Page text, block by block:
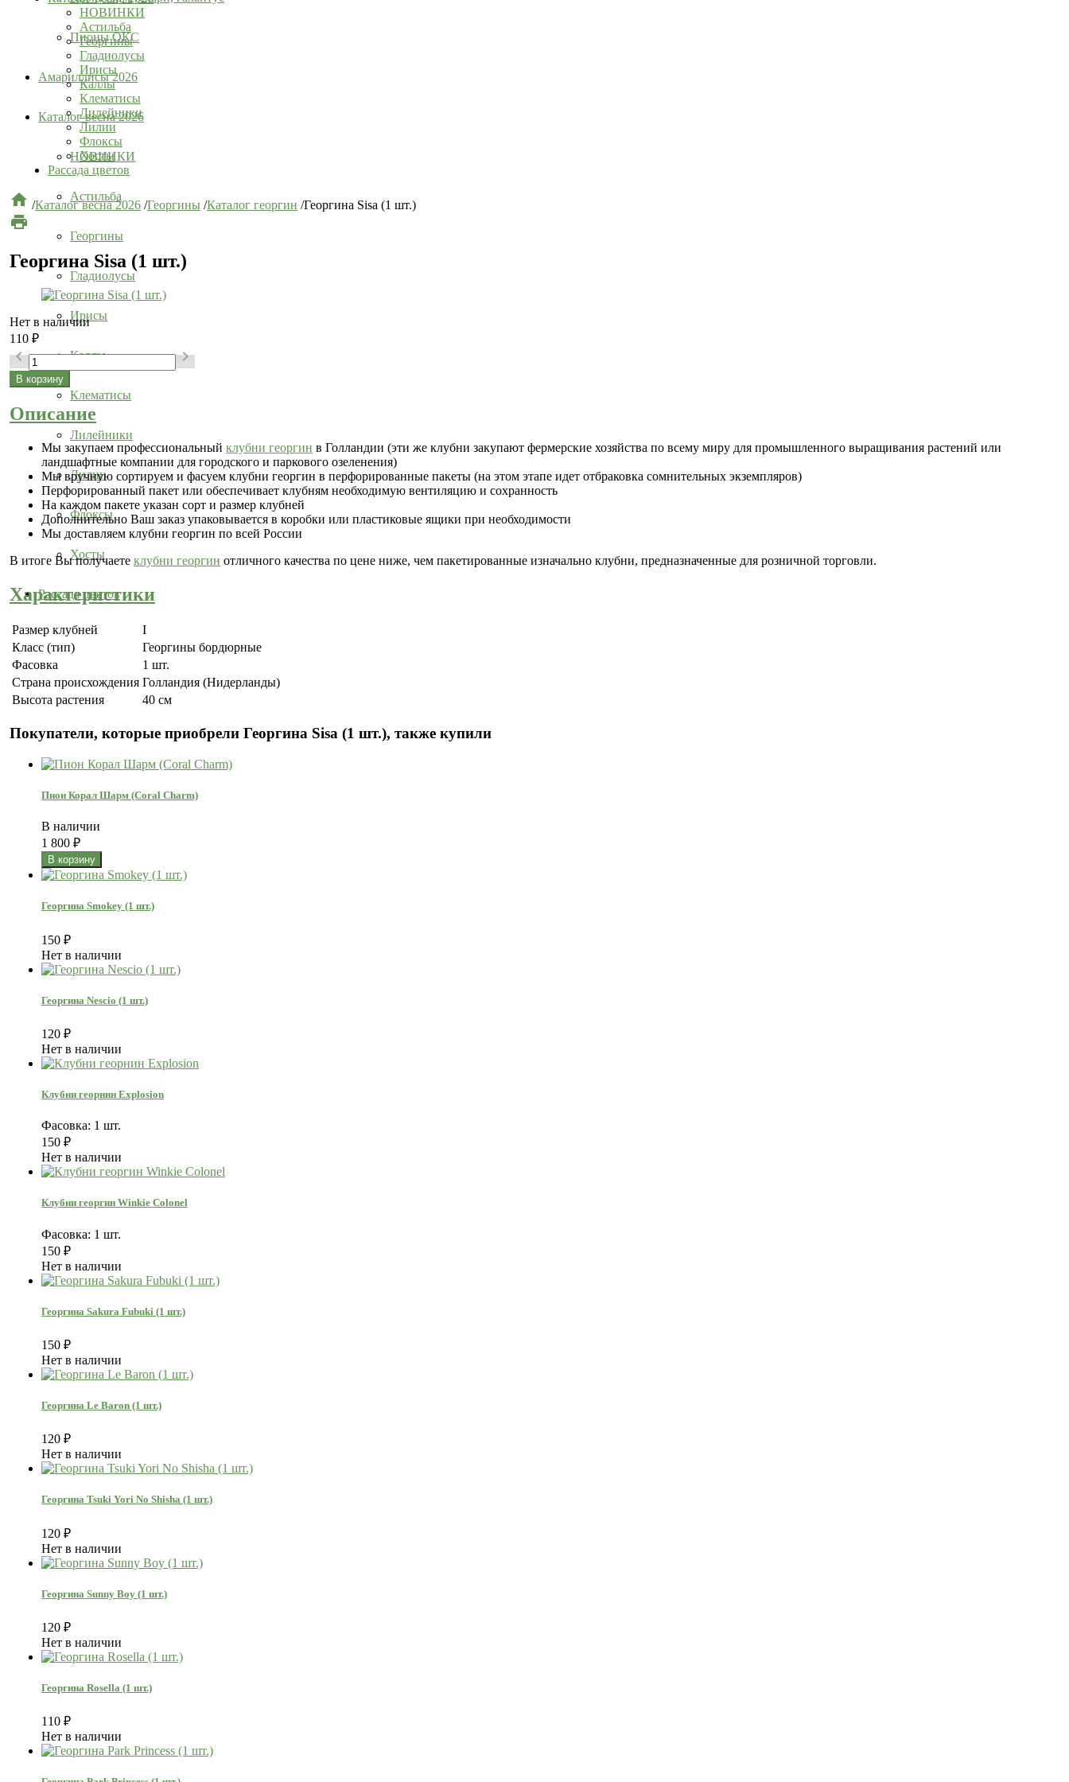
Пионы ОКС
Амариллисы 2026
Каталог весна 2026
НОВИНКИ
Астильба
Георгины
Гладиолусы
Ирисы
Каллы
Клематисы
Лилейники
Лилии
Флоксы
Хосты
Рассада цветов
НОВИНКИ
Астильба
Георгины
Гладиолусы
Ирисы
Каллы
Клематисы
Лилейники
Лилии
Флоксы
Хосты
Рассада цветов
 /Каталог весна 2026 /Георгины /Каталог георгин /Георгина Sisa (1 шт.)

Георгина Sisa (1 шт.)
Нет в наличии
110 ₽
 
Описание
Мы закупаем профессиональный клубни георгин в Голландии (эти же клубни закупают фермерские хозяйства по всему миру для промышленного выращивания растений или
ландшафтные компании для городского и паркового озеленения)
Мы вручную сортируем и фасуем клубни георгин в перфорированные пакеты (на этом этапе идет отбраковка сомнительных экземпляров)
Перфорированный пакет или обеспечивает клубням необходимую вентиляцию и сохранность
На каждом пакете указан сорт и размер клубней
Дополнительно Ваш заказ упаковывается в коробки или пластиковые ящики при необходимости
Мы доставляем клубни георгин по всей России
В итоге Вы получаете клубни георгин отличного качества по цене ниже, чем пакетированные изначально клубни, предназначенные для розничной торговли.
Характеристики
Размер клубней
I
Класс (тип)
Георгины бордюрные
Фасовка
1 шт.
Страна происхождения Голландия (Нидерланды)
Высота растения
40 см
Покупатели, которые приобрели Георгина Sisa (1 шт.), также купили
Пион Корал Шарм (Coral Charm)
В наличии
1 800 ₽
Георгина Smokey (1 шт.)
150 ₽
Нет в наличии
Георгина Nescio (1 шт.)
120 ₽
Нет в наличии
Клубни георнин Explosion
Фасовка: 1 шт.
150 ₽
Нет в наличии
Клубни георгин Winkie Colonel
Фасовка: 1 шт.
150 ₽
Нет в наличии
Георгина Sakura Fubuki (1 шт.)
150 ₽
Нет в наличии
Георгина Le Baron (1 шт.)
120 ₽
Нет в наличии
Георгина Tsuki Yori No Shisha (1 шт.)
120 ₽
Нет в наличии
Георгина Sunny Boy (1 шт.)
120 ₽
Нет в наличии
Георгина Rosella (1 шт.)
110 ₽
Нет в наличии